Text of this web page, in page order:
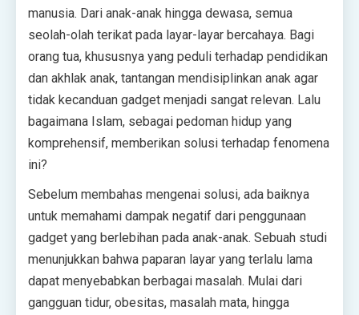
manusia. Dari anak-anak hingga dewasa, semua
seolah-olah terikat pada layar-layar bercahaya. Bagi
orang tua, khususnya yang peduli terhadap pendidikan
dan akhlak anak, tantangan mendisiplinkan anak agar
tidak kecanduan gadget menjadi sangat relevan. Lalu
bagaimana Islam, sebagai pedoman hidup yang
komprehensif, memberikan solusi terhadap fenomena
ini?
Sebelum membahas mengenai solusi, ada baiknya
untuk memahami dampak negatif dari penggunaan
gadget yang berlebihan pada anak-anak. Sebuah studi
menunjukkan bahwa paparan layar yang terlalu lama
dapat menyebabkan berbagai masalah. Mulai dari
gangguan tidur, obesitas, masalah mata, hingga